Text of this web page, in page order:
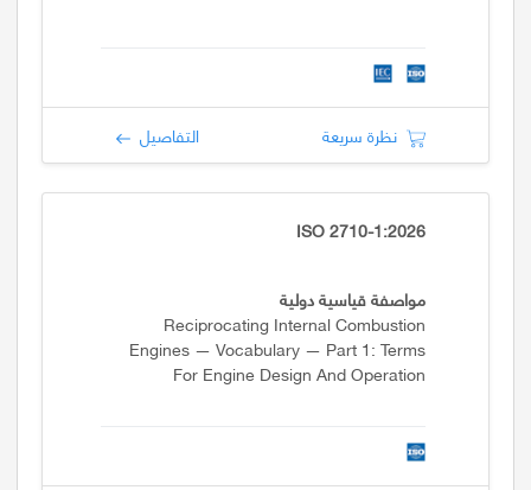
نظرة سريعة التفاصيل
ISO 2710-1:2026
مواصفة قياسية دولية
Reciprocating Internal Combustion
Engines — Vocabulary — Part 1: Terms
For Engine Design And Operation